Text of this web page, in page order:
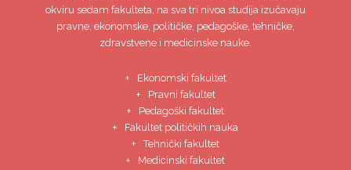
okviru sedam fakulteta, na sva tri nivoa studija izučavaju
pravne, ekonomske, političke, pedagoške, tehničke,
zdravstvene i medicinske nauke.
Ekonomski fakultet
Pravni fakultet
Pedagoški fakultet
Fakultet političkih nauka
Tehnički fakultet
Medicinski fakultet